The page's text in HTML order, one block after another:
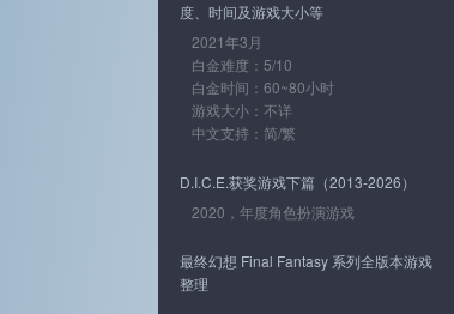
度、时间及游戏大小等
2021年3月
白金难度：5/10
白金时间：60~80小时
游戏大小：不详
中文支持：简/繁
D.I.C.E.获奖游戏下篇（2013-2026）
2020，年度角色扮演游戏
最终幻想 Final Fantasy 系列全版本游戏
整理